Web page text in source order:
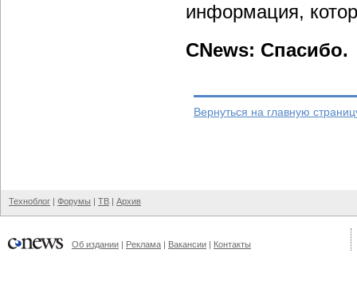
информация,
CNews: Спасибо.
Вернуться на главную
Техноблог | Форумы | ТВ | Архив
Об издании | Реклама | Вакансии | Контакты